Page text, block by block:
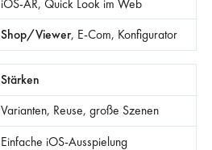
iOS-AR, Quick Look im Web
Shop/Viewer, E-Com, Konfigurator
Stärken
Varianten, Reuse, große Szenen
Einfache iOS-Ausspielung